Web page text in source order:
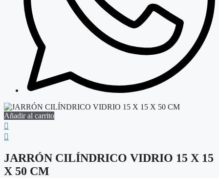
Añadir al carrito
JARRÓN CILÍNDRICO VIDRIO 15 X 15
X 50 CM